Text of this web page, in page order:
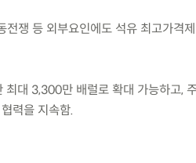
쟁 등 외부요인에도 석유 최고가격
대 3,300만 배럴로 확대 가능하고,
력을 지속함.